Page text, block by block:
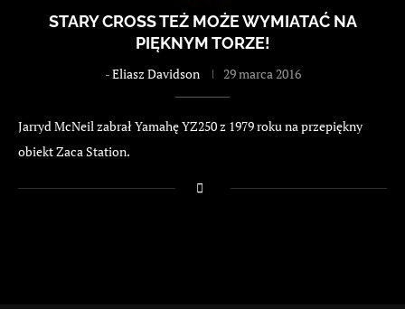
STARY CROSS TEŻ MOŻE WYMIATAĆ NA
PIĘKNYM TORZE!
-Eliasz Davidson 29 marca 2016
Jarryd McNeil zabrał Yamahę YZ250 z 1979 roku na przepiękny
obiekt Zaca Station.